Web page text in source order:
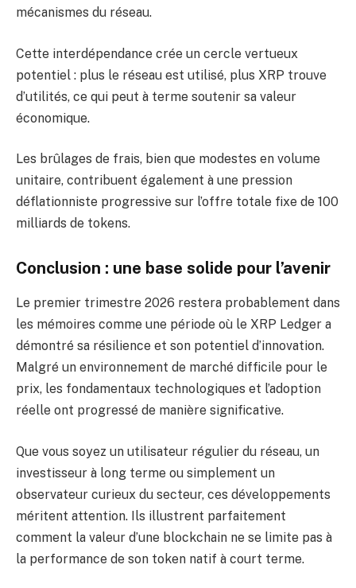
mécanismes du réseau.
Cette interdépendance crée un cercle vertueux
potentiel : plus le réseau est utilisé, plus XRP trouve
d’utilités, ce qui peut à terme soutenir sa valeur
économique.
Les brûlages de frais, bien que modestes en volume
unitaire, contribuent également à une pression
déflationniste progressive sur l’offre totale fixe de 100
milliards de tokens.
Conclusion : une base solide pour l’avenir
Le premier trimestre 2026 restera probablement dans
les mémoires comme une période où le XRP Ledger a
démontré sa résilience et son potentiel d’innovation.
Malgré un environnement de marché difficile pour le
prix, les fondamentaux technologiques et l’adoption
réelle ont progressé de manière significative.
Que vous soyez un utilisateur régulier du réseau, un
investisseur à long terme ou simplement un
observateur curieux du secteur, ces développements
méritent attention. Ils illustrent parfaitement
comment la valeur d’une blockchain ne se limite pas à
la performance de son token natif à court terme.